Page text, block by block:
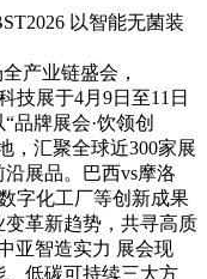
以智能无菌装
产业链盛会，
技展于4月9日至11日
品牌展会·饮领创
，汇聚全球近300家展
展品。巴西vs摩洛
字化工厂等创新成果
革新趋势，共寻高质
亚智造实力 展会现
低碳可持续三大方